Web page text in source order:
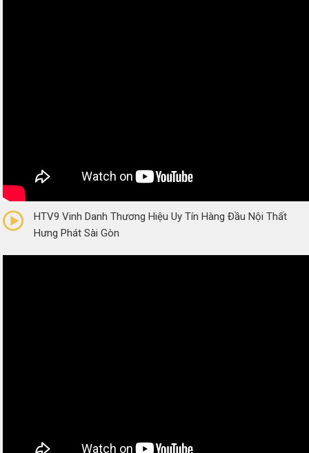
(0 Reviews)
HTV9 Vinh Danh Thương Hiệu Uy Tín Hàng Đầu Nội Thất
Hưng Phát Sài Gòn